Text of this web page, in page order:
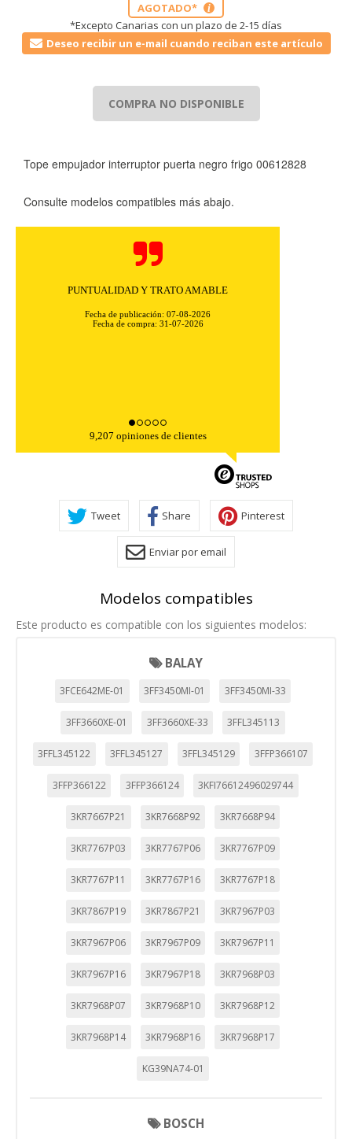
AGOTADO* i
*Excepto Canarias con un plazo de 2-15 días
Deseo recibir un e-mail cuando reciban este artículo
COMPRA NO DISPONIBLE
Tope empujador interruptor puerta negro frigo 00612828
Consulte modelos compatibles más abajo.
PUNTUALIDAD Y TRATO AMABLE
Fecha de publicación: 07-08-2026
Fecha de compra: 31-07-2026
9,207 opiniones de clientes
Tweet Share Pinterest
Enviar por email
Modelos compatibles
Este producto es compatible con los siguientes modelos:
BALAY
3FCE642ME-01 3FF3450MI-01 3FF3450MI-33
3FF3660XE-01 3FF3660XE-33 3FFL345113
3FFL345122 3FFL345127 3FFL345129 3FFP366107
3FFP366122 3FFP366124 3KFI76612496029744
3KR7667P21 3KR7668P92 3KR7668P94
3KR7767P03 3KR7767P06 3KR7767P09
3KR7767P11 3KR7767P16 3KR7767P18
3KR7867P19 3KR7867P21 3KR7967P03
3KR7967P06 3KR7967P09 3KR7967P11
3KR7967P16 3KR7967P18 3KR7968P03
3KR7968P07 3KR7968P10 3KR7968P12
3KR7968P14 3KR7968P16 3KR7968P17
KG39NA74-01
BOSCH